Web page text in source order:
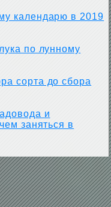
календарю в 2019
по лунному
сорта до сбора
и
заняться в